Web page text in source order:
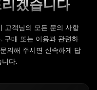
겠습니다
고객님의 모든 문의 사항
구매 또는 이용과 관련하
의해 주시면 신속하게 답
다.